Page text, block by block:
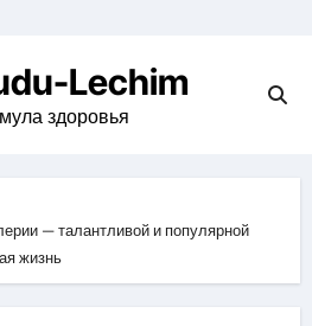
Lechim
здоровья
— талантливой и популярной
жизнь